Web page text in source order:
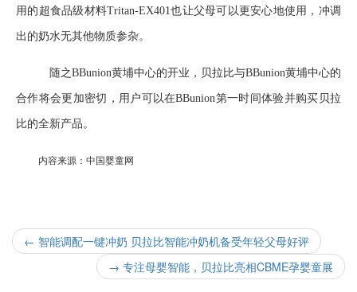
用的超食品级材料Tritan-EX401也让父母可以更安心地使用，冲调
出的奶水无其他物质参杂。
随之BBunion黄埔中心的开业，贝拉比与BBunion黄埔中心的
合作将会更加密切，用户可以在BBunion第一时间体验并购买贝拉
比的全新产品。
内容来源：中国婴童网
← 智能调配一键冲奶 贝拉比智能冲奶机备受年轻父母好评
→ 专注母婴智能，贝拉比亮相CBME孕婴童展